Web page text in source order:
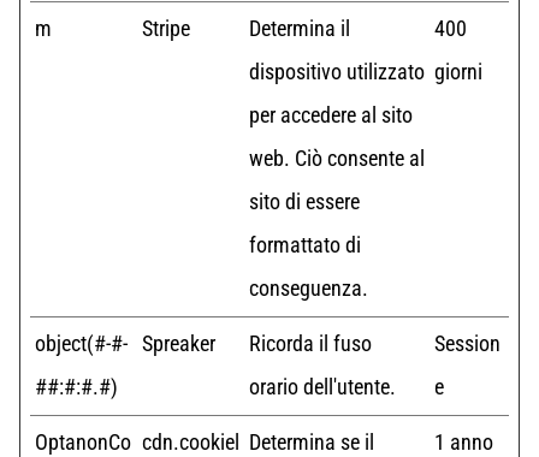
m Stripe
Determina il
dispositivo utilizzato
per accedere al sito
web. Ciò consente al
sito di essere
formattato di
conseguenza.
400
giorni
object(#-#-
##:#:#.#)
Spreaker
Ricorda il fuso
orario dell'utente.
Session
e
OptanonCo cdn.cookiel
Determina se il
1 anno